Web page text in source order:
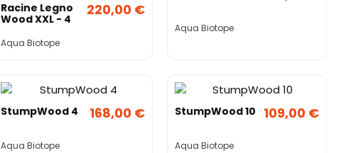
Racine Legno
Wood XXL - 4
Aqua Biotope
220,00 €
Aqua Biotope
StumpWood 4
Aqua Biotope
168,00 € StumpWood 10
Aqua Biotope
109,00 €